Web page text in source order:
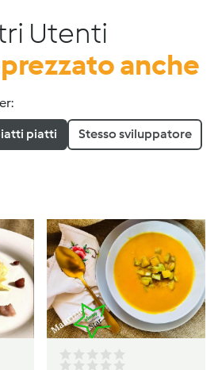
Utenti
anche
piatti Stesso sviluppatore